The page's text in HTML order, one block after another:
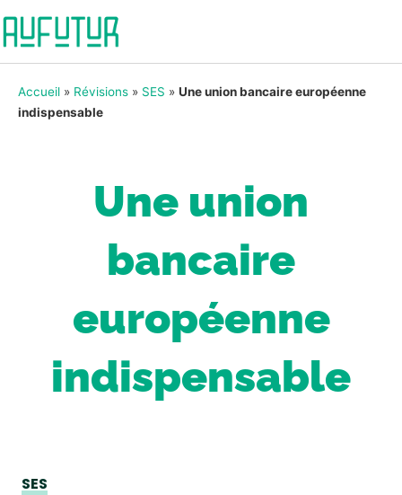
Accueil » Révisions » SES » Une union bancaire européenne
indispensable
Une union
bancaire
européenne
indispensable
SES